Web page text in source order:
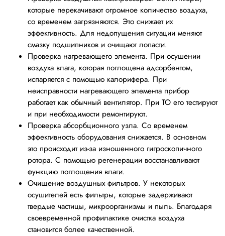
которые перекачивают огромное количество воздуха,
со временем загрязняются. Это снижает их
эффективность. Для недопущения ситуации меняют
смазку подшипников и очищают лопасти.
Проверка нагревающего элемента. При осушении
воздуха влага, которая поглощена адсорбентом,
испаряется с помощью калорифера. При
неисправности нагревающего элемента прибор
работает как обычный вентилятор. При ТО его тестируют
и при необходимости ремонтируют.
Проверка абсорбционного узла. Со временем
эффективность оборудования снижается. В основном
это происходит из-за изношенного гигроскопичного
ротора. С помощью регенерации восстанавливают
функцию поглощения влаги.
Очищение воздушных фильтров. У некоторых
осушителей есть фильтры, которые задерживают
твердые частицы, микроорганизмы и пыль. Благодаря
своевременной профилактике очистка воздуха
становится более качественной.